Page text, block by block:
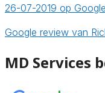
26-07-2019 op Google
Google review van
MD Services